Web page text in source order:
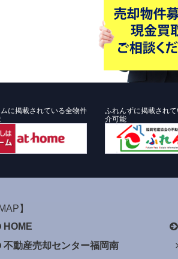
に掲載されている全物件
ふれんずに掲載され
介可能
】
HOME
不動産売却センター福岡南